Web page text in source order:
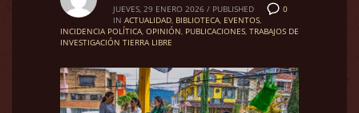
0
JUEVES, 29 ENERO 2026 / PUBLISHED
IN ACTUALIDAD, BIBLIOTECA, EVENTOS,
INCIDENCIA POLÍTICA, OPINIÓN, PUBLICACIONES, TRABAJOS DE
INVESTIGACIÓN TIERRA LIBRE